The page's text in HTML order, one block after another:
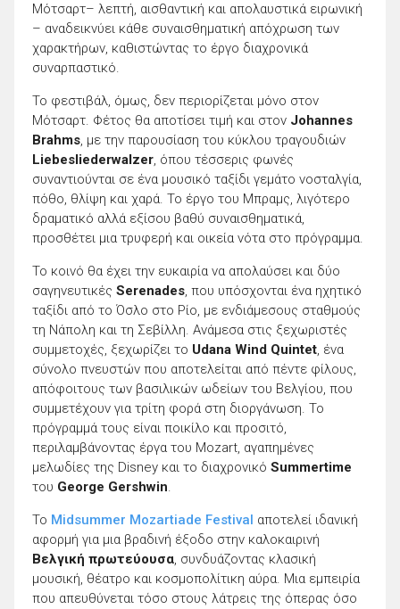
Μότσαρτ– λεπτή, αισθαντική και απολαυστικά ειρωνική
– αναδεικνύει κάθε συναισθηματική απόχρωση των
χαρακτήρων, καθιστώντας το έργο διαχρονικά
συναρπαστικό.
Το φεστιβάλ, όμως, δεν περιορίζεται μόνο στον
Μότσαρτ. Φέτος θα αποτίσει τιμή και στον Johannes
Brahms, με την παρουσίαση του κύκλου τραγουδιών
Liebesliederwalzer, όπου τέσσερις φωνές
συναντιούνται σε ένα μουσικό ταξίδι γεμάτο νοσταλγία,
πόθο, θλίψη και χαρά. Το έργο του Μπραμς, λιγότερο
δραματικό αλλά εξίσου βαθύ συναισθηματικά,
προσθέτει μια τρυφερή και οικεία νότα στο πρόγραμμα.
Το κοινό θα έχει την ευκαιρία να απολαύσει και δύο
σαγηνευτικές Serenades, που υπόσχονται ένα ηχητικό
ταξίδι από το Όσλο στο Ρίο, με ενδιάμεσους σταθμούς
τη Νάπολη και τη Σεβίλλη. Ανάμεσα στις ξεχωριστές
συμμετοχές, ξεχωρίζει το Udana Wind Quintet, ένα
σύνολο πνευστών που αποτελείται από πέντε φίλους,
απόφοιτους των βασιλικών ωδείων του Βελγίου, που
συμμετέχουν για τρίτη φορά στη διοργάνωση. Το
πρόγραμμά τους είναι ποικίλο και προσιτό,
περιλαμβάνοντας έργα του Mozart, αγαπημένες
μελωδίες της Disney και το διαχρονικό Summertime
του George Gershwin.
Το Midsummer Mozartiade Festival αποτελεί ιδανική
αφορμή για μια βραδινή έξοδο στην καλοκαιρινή
Βελγική πρωτεύουσα, συνδυάζοντας κλασική
μουσική, θέατρο και κοσμοπολίτικη αύρα. Μια εμπειρία
που απευθύνεται τόσο στους λάτρεις της όπερας όσο